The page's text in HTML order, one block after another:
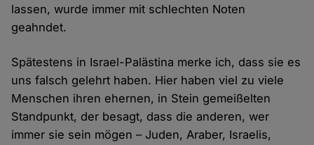
lassen, wurde immer mit schlechten Noten
geahndet.
Spätestens in Israel-Palästina merke ich, dass sie es
uns falsch gelehrt haben. Hier haben viel zu viele
Menschen ihren ehernen, in Stein gemeißelten
Standpunkt, der besagt, dass die anderen, wer
immer sie sein mögen – Juden, Araber, Israelis,